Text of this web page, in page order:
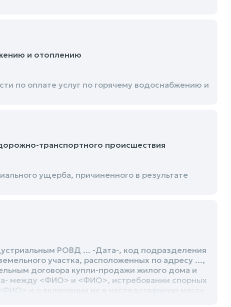
и отоплению
по оплате услуг по горячему водоснабжению и
транспортного происшествия
ущерба, причиненного в результате
РОВД ... -Дата-, код подразделения
участка, расположенных по адресу ...,
договора купли-продажи жилого дома и
между <ФИО> и <ФИО>, истребовании спорных
и о включении их в наследственную массу,